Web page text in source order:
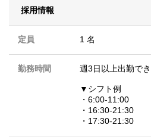
採用情報
定員 1 名
勤務時間 週3日以上出勤で
▼シフト例
・6:00-11:00
・16:30-21:30
・17:30-21:30